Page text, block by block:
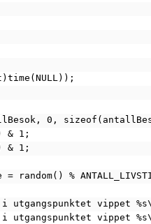
0,
& 1;
& 1;
= random() %
i utgangspunktet vippet
i utgangspunktet vippet